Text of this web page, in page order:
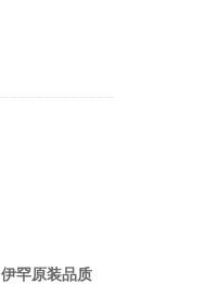
伊罕原装品质